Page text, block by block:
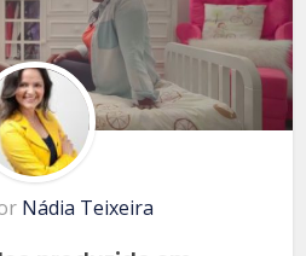
Nádia Teixeira